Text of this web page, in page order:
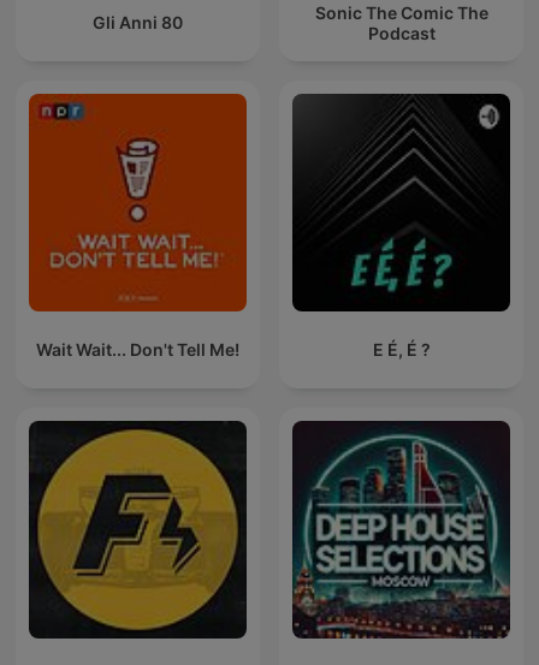
Gli Anni 80
Sonic The Comic The
Podcast
Wait Wait... Don't Tell Me! E É, É ?